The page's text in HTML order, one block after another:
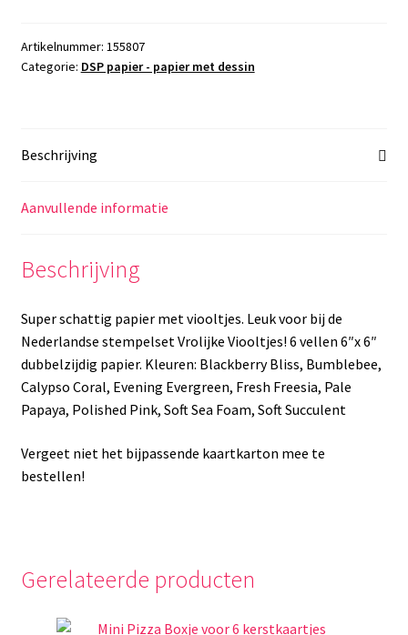
Artikelnummer: 155807
Categorie: DSP papier - papier met dessin
Beschrijving
Aanvullende informatie
Beschrijving
Super schattig papier met viooltjes. Leuk voor bij de
Nederlandse stempelset Vrolijke Viooltjes! 6 vellen 6″x 6″
dubbelzijdig papier. Kleuren: Blackberry Bliss, Bumblebee,
Calypso Coral, Evening Evergreen, Fresh Freesia, Pale
Papaya, Polished Pink, Soft Sea Foam, Soft Succulent
Vergeet niet het bijpassende kaartkarton mee te
bestellen!
Gerelateerde producten